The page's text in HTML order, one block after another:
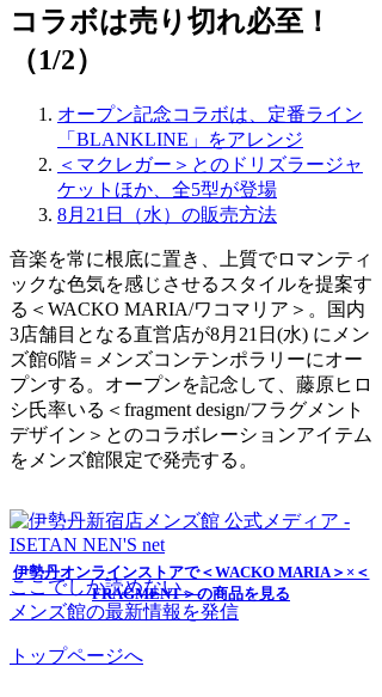
コラボは売り切れ必至！
（1/2）
オープン記念コラボは、定番ライン
「BLANKLINE」をアレンジ
＜マクレガー＞とのドリズラージャ
ケットほか、全5型が登場
8月21日（水）の販売方法
音楽を常に根底に置き、上質でロマンティ
ックな色気を感じさせるスタイルを提案す
る＜WACKO MARIA/ワコマリア＞。国内
3店舗目となる直営店が8月21日(水) にメン
ズ館6階＝メンズコンテンポラリーにオー
プンする。オープンを記念して、藤原ヒロ
シ氏率いる＜fragment design/フラグメント
デザイン＞とのコラボレーションアイテム
をメンズ館限定で発売する。
伊勢丹オンラインストアで＜WACKO MARIA＞×＜
FRAGMENT＞の商品を見る
ここでしか読めない、
メンズ館の最新情報を発信
トップページへ